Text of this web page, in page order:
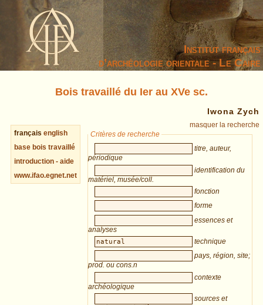
Institut français
d’archéologie orientale - Le Caire
Bois travaillé du Ier au XVe sc.
Iwona Zych
français english
base bois travaillé
introduction - aide
www.ifao.egnet.net
masquer la recherche
Critères de recherche
titre, auteur,
périodique
identification du
matériel, musée/coll.
fonction
forme
essences et
analyses
technique
pays, région, site;
prod. ou cons.n
contexte
archéologique
sources et